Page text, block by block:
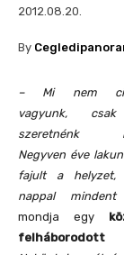
2012.08.20.
By
– Mi nem
vagyunk,
szeretnénk
Negyven éve
fajult a helyzet,
nappal mindent
mondja egy
felháborodott